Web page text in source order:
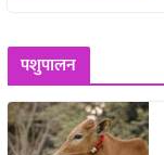
पशुपालन